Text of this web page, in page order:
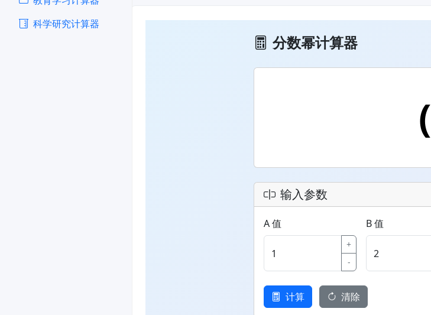
科学研究计算器
分数幂计算器
(
输入参数
A 值
+
-
B 值
计算 清除